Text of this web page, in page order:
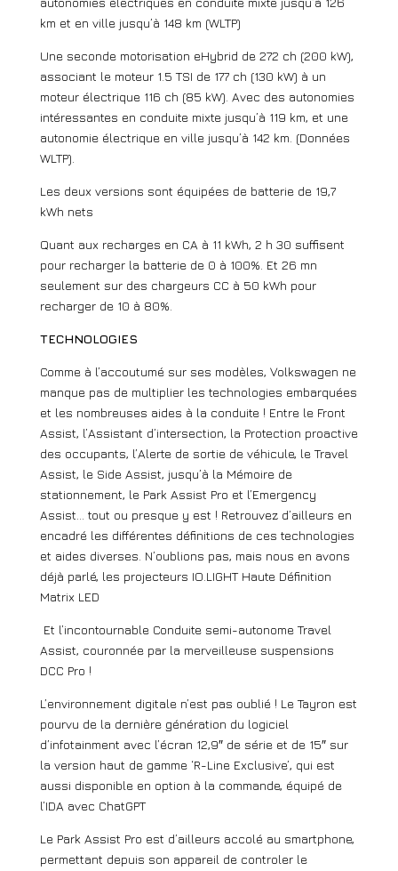
km et en ville jusqu’à 148 km (WLTP)
Une seconde motorisation eHybrid de 272 ch (200 kW),
associant le moteur 1.5 TSI de 177 ch (130 kW) à un
moteur électrique 116 ch (85 kW). Avec des autonomies
intéressantes en conduite mixte jusqu’à 119 km, et une
autonomie électrique en ville jusqu’à 142 km. (Données
WLTP).
Les deux versions sont équipées de batterie de 19,7
kWh nets
Quant aux recharges en CA à 11 kWh, 2 h 30 suffisent
pour recharger la batterie de 0 à 100%. Et 26 mn
seulement sur des chargeurs CC à 50 kWh pour
recharger de 10 à 80%.
TECHNOLOGIES
Comme à l’accoutumé sur ses modèles, Volkswagen ne
manque pas de multiplier les technologies embarquées
et les nombreuses aides à la conduite ! Entre le Front
Assist, l’Assistant d’intersection, la Protection proactive
des occupants, l’Alerte de sortie de véhicule, le Travel
Assist, le Side Assist, jusqu’à la Mémoire de
stationnement, le Park Assist Pro et l’Emergency
Assist… tout ou presque y est ! Retrouvez d’ailleurs en
encadré les différentes définitions de ces technologies
et aides diverses. N’oublions pas, mais nous en avons
déjà parlé, les projecteurs IO.LIGHT Haute Définition
Matrix LED
Et l’incontournable Conduite semi-autonome Travel
Assist, couronnée par la merveilleuse suspensions
DCC Pro !
L’environnement digitale n’est pas oublié ! Le Tayron est
pourvu de la dernière génération du logiciel
d’infotainment avec l’écran 12,9″ de série et de 15″ sur
la version haut de gamme ‘R-Line Exclusive’, qui est
aussi disponible en option à la commande, équipé de
l’IDA avec ChatGPT
Le Park Assist Pro est d’ailleurs accolé au smartphone,
permettant depuis son appareil de controler le